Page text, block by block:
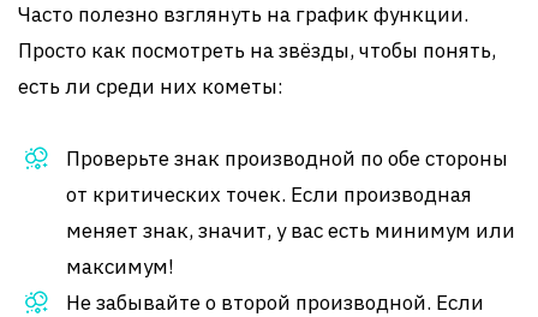
Часто полезно взглянуть на график функции.
Просто как посмотреть на звёзды, чтобы понять,
есть ли среди них кометы:
Проверьте знак производной по обе стороны
от критических точек. Если производная
меняет знак, значит, у вас есть минимум или
максимум!
Не забывайте о второй производной. Если